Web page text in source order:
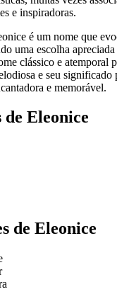
e inspiradoras.
é um nome que
uma escolha
clássico e atemporal
e seu
e memorável.
de Eleonice
de Eleonice